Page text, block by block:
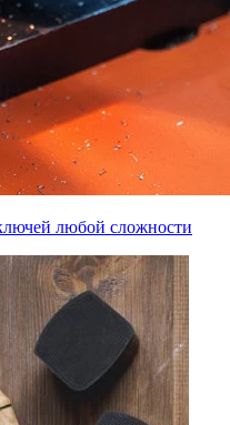
любой сложности